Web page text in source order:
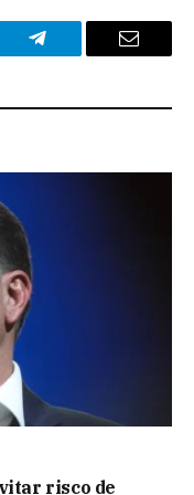
Telegram Email
risco de